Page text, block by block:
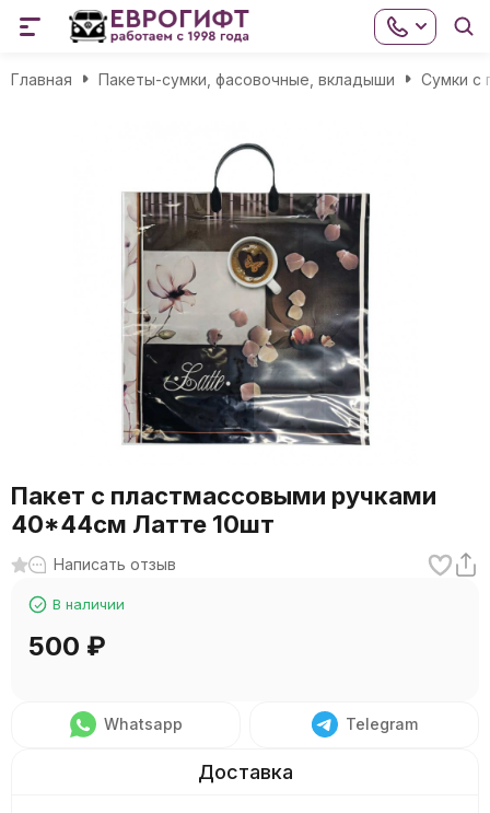
Главная Пакеты-сумки, фасовочные, вкладыши Сумки с
Пакет с пластмассовыми ручками
40*44см Латте 10шт
Написать отзыв
В наличии
500 ₽
Whatsapp Telegram